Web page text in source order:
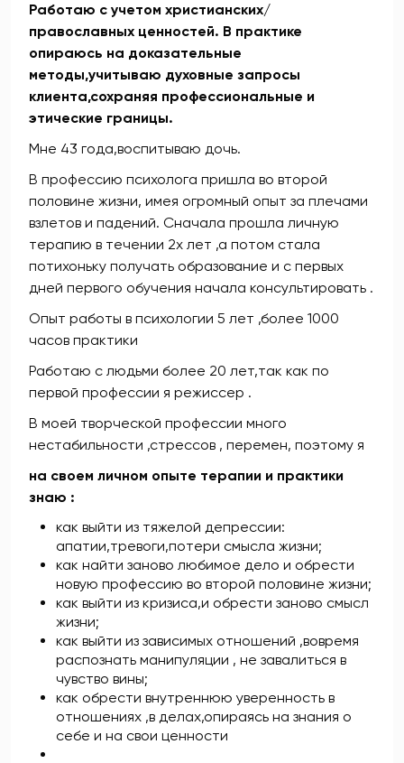
Работаю с учетом христианских/
православных ценностей. В практике
опираюсь на доказательные
методы,учитываю духовные запросы
клиента,сохраняя профессиональные и
этические границы.
Мне 43 года,воспитываю дочь.
В профессию психолога пришла во второй
половине жизни, имея огромный опыт за плечами
взлетов и падений. Сначала прошла личную
терапию в течении 2х лет ,а потом стала
потихоньку получать образование и с первых
дней первого обучения начала консультировать .
Опыт работы в психологии 5 лет ,более 1000
часов практики
Работаю с людьми более 20 лет,так как по
первой профессии я режиссер .
В моей творческой профессии много
нестабильности ,стрессов , перемен, поэтому я
на своем личном опыте терапии и практики
знаю :
как выйти из тяжелой депрессии:
апатии,тревоги,потери смысла жизни;
как найти заново любимое дело и обрести
новую профессию во второй половине жизни;
как выйти из кризиса,и обрести заново смысл
жизни;
как выйти из зависимых отношений ,вовремя
распознать манипуляции , не завалиться в
чувство вины;
как обрести внутреннюю уверенность в
отношениях ,в делах,опираясь на знания о
себе и на свои ценности